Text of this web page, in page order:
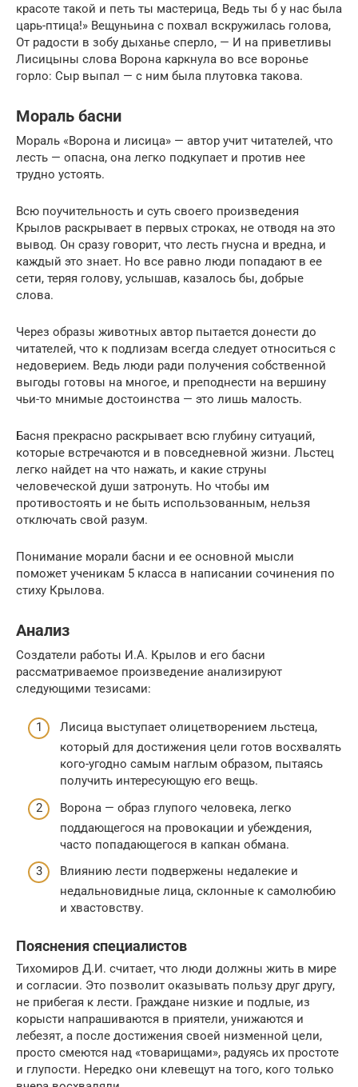
красоте такой и петь ты мастерица, Ведь ты б у нас была
царь-птица!» Вещуньина с похвал вскружилась голова,
От радости в зобу дыханье сперло, — И на приветливы
Лисицыны слова Ворона каркнула во все воронье
горло: Сыр выпал — с ним была плутовка такова.
Мораль басни
Мораль «Ворона и лисица» — автор учит читателей, что
лесть — опасна, она легко подкупает и против нее
трудно устоять.
Всю поучительность и суть своего произведения
Крылов раскрывает в первых строках, не отводя на это
вывод. Он сразу говорит, что лесть гнусна и вредна, и
каждый это знает. Но все равно люди попадают в ее
сети, теряя голову, услышав, казалось бы, добрые
слова.
Через образы животных автор пытается донести до
читателей, что к подлизам всегда следует относиться с
недоверием. Ведь люди ради получения собственной
выгоды готовы на многое, и преподнести на вершину
чьи-то мнимые достоинства — это лишь малость.
Басня прекрасно раскрывает всю глубину ситуаций,
которые встречаются и в повседневной жизни. Льстец
легко найдет на что нажать, и какие струны
человеческой души затронуть. Но чтобы им
противостоять и не быть использованным, нельзя
отключать свой разум.
Понимание морали басни и ее основной мысли
поможет ученикам 5 класса в написании сочинения по
стиху Крылова.
Анализ
Создатели работы И.А. Крылов и его басни
рассматриваемое произведение анализируют
следующими тезисами:
Лисица выступает олицетворением льстеца,
который для достижения цели готов восхвалять
кого-угодно самым наглым образом, пытаясь
получить интересующую его вещь.
Ворона — образ глупого человека, легко
поддающегося на провокации и убеждения,
часто попадающегося в капкан обмана.
Влиянию лести подвержены недалекие и
недальновидные лица, склонные к самолюбию
и хвастовству.
Пояснения специалистов
Тихомиров Д.И. считает, что люди должны жить в мире
и согласии. Это позволит оказывать пользу друг другу,
не прибегая к лести. Граждане низкие и подлые, из
корысти напрашиваются в приятели, унижаются и
лебезят, а после достижения своей низменной цели,
просто смеются над «товарищами», радуясь их простоте
и глупости. Нередко они клевещут на того, кого только